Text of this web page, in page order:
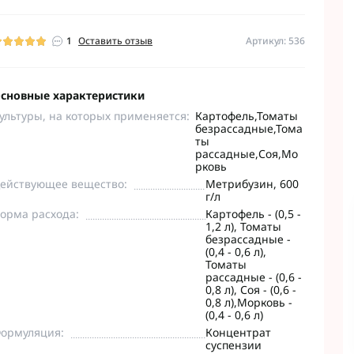
Гранстар
ЕвроЛайтинг
Украины
Семена кукурузы Нертус
Семена кукурузы Сингента
Семена кукурузы ЮГ
Семена кукурузы KWS
Семена кукурузы Сады Украины
Семена Кукурузы Евросем
Семена рапса R.A.G.T.
Семена рапса Syngenta
Семена рапса КВС
Семена сои
ЮА
Инсектициды Альфа Смарт Агро
Инсектициды FMC
Инсектициды NERTUS
Инсектициды Syngenta
Химагромаркетинг
Протравители
1 Оставить отзыв Артикул: 536
характеристики
на которых применяется: Картофель,Томаты
безрассадные,Тома
ты
рассадные,Соя,Мо
рковь
вещество:
Метрибузин, 600
г/л
расхода:
Картофель - (0,5 -
1,2 л), Томаты
безрассадные -
(0,4 - 0,6 л),
Томаты
рассадные - (0,6 -
0,8 л), Соя - (0,6 -
0,8 л),Морковь -
(0,4 - 0,6 л)
Концентрат
суспензии